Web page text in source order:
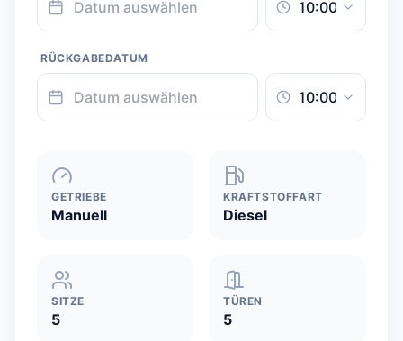
RÜCKGABEDATUM
GETRIEBE
Manuell
KRAFTSTOFFART
Diesel
SITZE
5
TÜREN
5